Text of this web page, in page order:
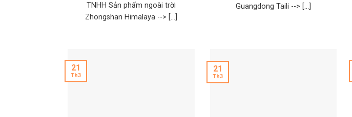
TNHH Sản phẩm ngoài trời
Zhongshan Himalaya --> [...]
Guangdong Taili --> [...]
21
Th3
21
Th3